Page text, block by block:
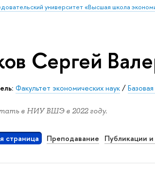
университет «Высшая школа
Сергей
Факультет экономических наук/
в НИУ ВШЭ в 2022 году.
страница Преподавание Публикации